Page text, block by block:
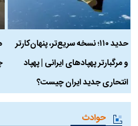
حدید ۱۱۰؛ نسخه سریع‌تر، پنهان‌کارتر
و مرگبارتر پهپادهای ایرانی | پهپاد
انتحاری جدید ایران چیست؟
حوادث